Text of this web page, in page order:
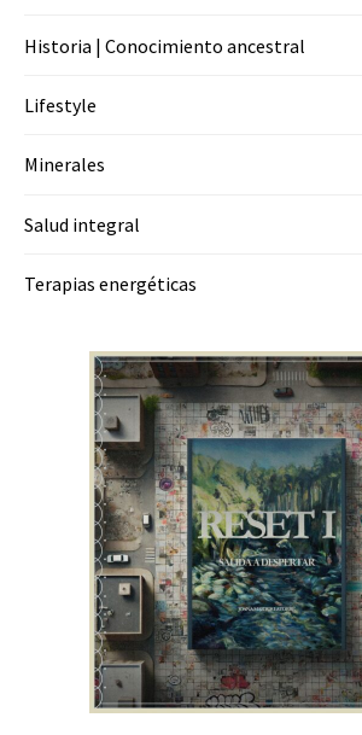
Historia | Conocimiento ancestral
Lifestyle
Minerales
Salud integral
Terapias energéticas